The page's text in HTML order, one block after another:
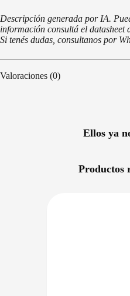
Descripción generada por IA.
información consultá el datasheet
Si tenés dudas, consultanos por
Valoraciones (0)
Ellos ya
Productos